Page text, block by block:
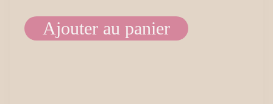
quantité
Ajouter au panier